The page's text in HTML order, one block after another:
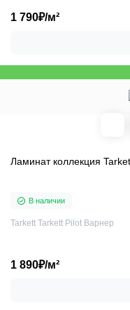
1 790₽/м²
Ламинат коллекция
В наличии
Tarkett Tarkett Pilot Варнер
1 890₽/м²